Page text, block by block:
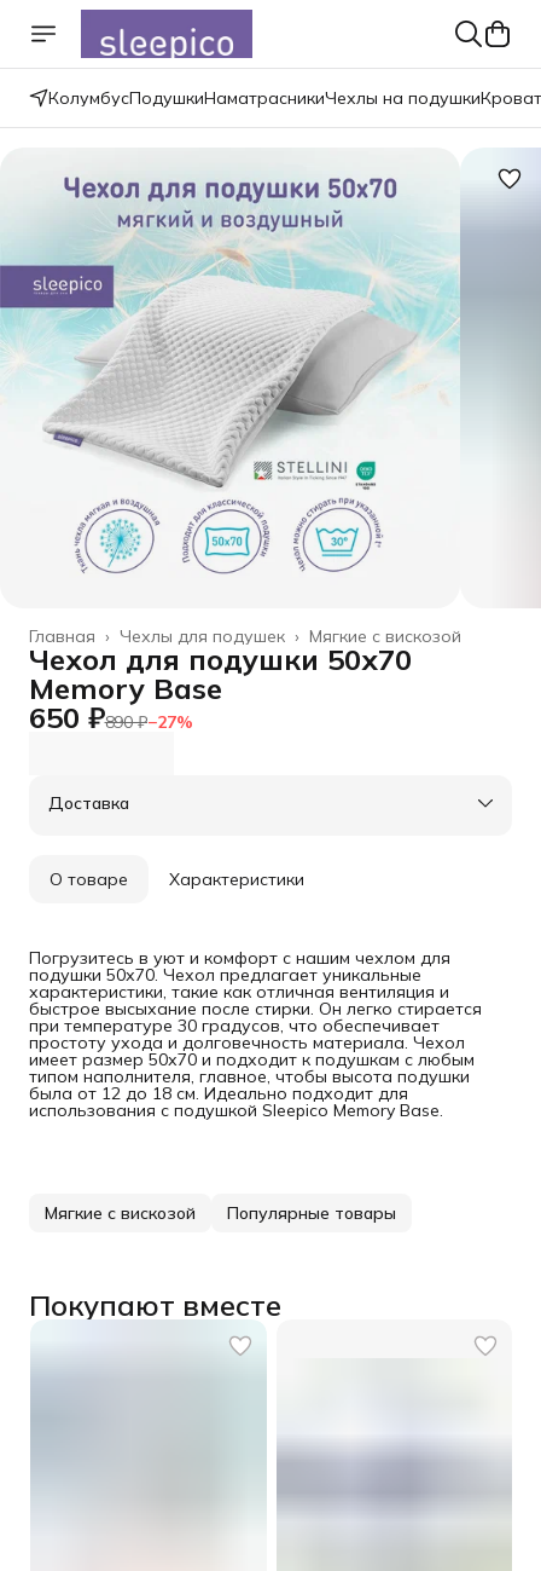
КолумбусПодушкиНаматрасникиЧехлы на подушки
Мягкие с вискозой
Чехлы для подушек ›
Главная ›
Чехол для подушки 50х70
Memory Base
650 ₽890 ₽−27%
Доставка
О товаре Характеристики
Погрузитесь в уют и комфорт с нашим чехлом для
подушки 50х70. Чехол предлагает уникальные
характеристики, такие как отличная вентиляция и
быстрое высыхание после стирки. Он легко стирается
при температуре 30 градусов, что обеспечивает
простоту ухода и долговечность материала. Чехол
имеет размер 50х70 и подходит к подушкам с любым
типом наполнителя, главное, чтобы высота подушки
была от 12 до 18 см. Идеально подходит для
использования с подушкой Sleepico Memory Base.
Мягкие с вискозой Популярные товары
Покупают вместе